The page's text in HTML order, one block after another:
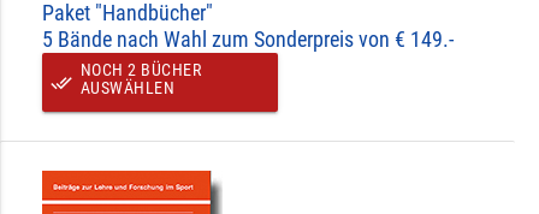
Paket "Handbücher"
5 Bände nach Wahl zum Sonderpreis von € 149.-
done_all
NOCH 2 BÜCHER
AUSWÄHLEN